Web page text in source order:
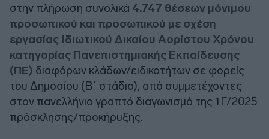
στην πλήρωση συνολικά 4.747 θέσεων μόνιμου
προσωπικού και προσωπικού με σχέση
εργασίας Ιδιωτικού Δικαίου Αορίστου Χρόνου
κατηγορίας Πανεπιστημιακής Εκπαίδευσης
(ΠΕ) διαφόρων κλάδων/ειδικοτήτων σε φορείς
του Δημοσίου (Β΄ στάδιο), από συμμετέχοντες
στον πανελλήνιο γραπτό διαγωνισμό της 1Γ/2025
πρόσκλησης/προκήρυξης.